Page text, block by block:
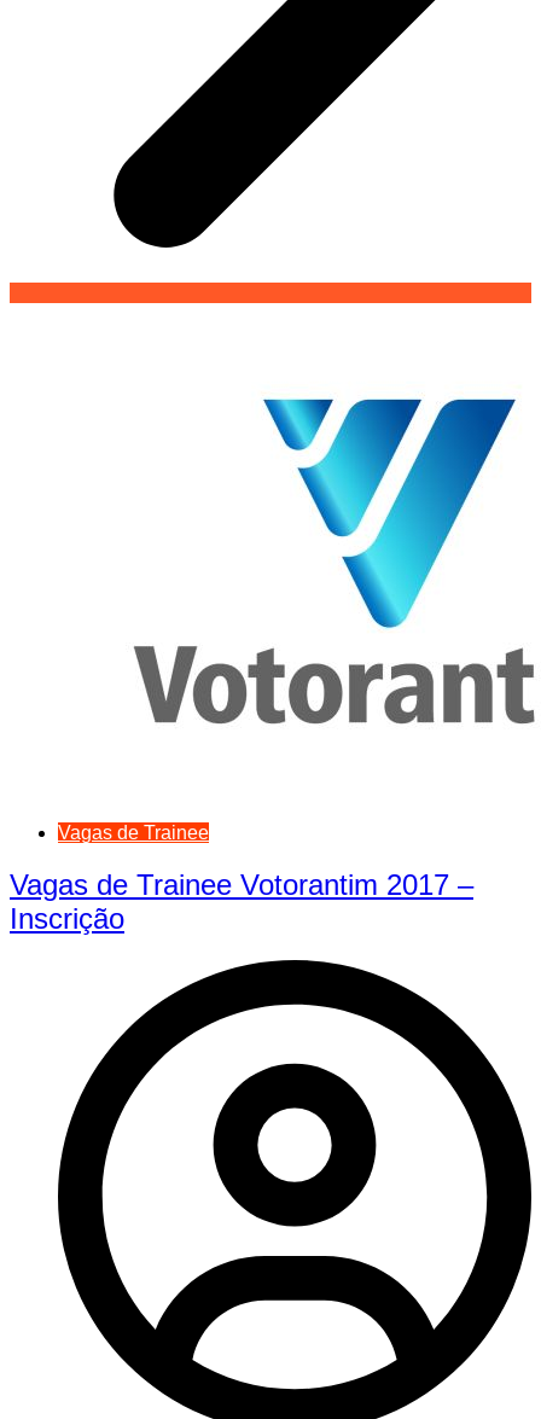
Vagas de Trainee
Vagas de Trainee Votorantim 2017 –
Inscrição